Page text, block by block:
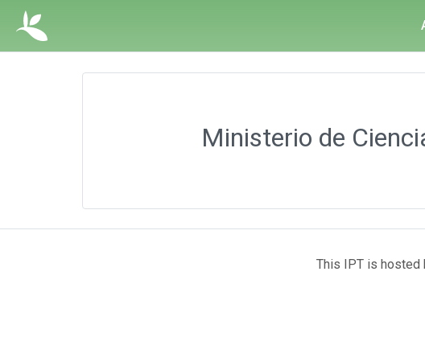
Ministerio de
This IPT is hosted